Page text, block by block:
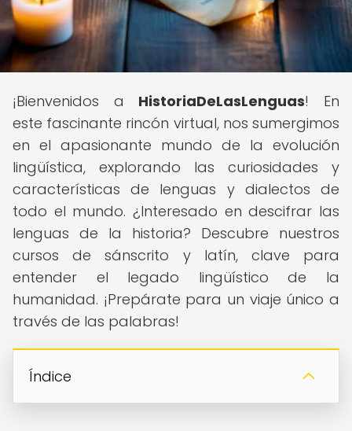
¡Bienvenidos a HistoriaDeLasLenguas! En
este fascinante rincón virtual, nos sumergimos
en el apasionante mundo de la evolución
lingüística, explorando las curiosidades y
características de lenguas y dialectos de
todo el mundo. ¿Interesado en descifrar las
lenguas de la historia? Descubre nuestros
cursos de sánscrito y latín, clave para
entender el legado lingüístico de la
humanidad. ¡Prepárate para un viaje único a
través de las palabras!
Índice